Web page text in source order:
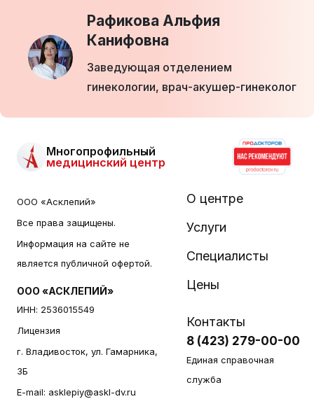
Рафикова Альфия
Канифовна
Заведующая отделением
гинекологии, врач-акушер-гинеколог
Многопрофильный
медицинский центр
ООО «Асклепий»
Все права защищены.
Информация на сайте не
является публичной офертой.
ООО «АСКЛЕПИЙ»
ИНН: 2536015549
Лицензия
г. Владивосток, ул. Гамарника,
3Б
E-mail: asklepiy@askl-dv.ru
О центре
Услуги
Специалисты
Цены
Контакты
8 (423) 279-00-00
Единая справочная
служба